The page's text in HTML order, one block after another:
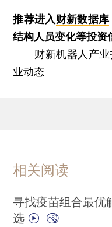
推荐进入财新数据库
结构人员变化等投资
财新机器人产业
业动态
相关阅读
寻找疫苗组合最优
选